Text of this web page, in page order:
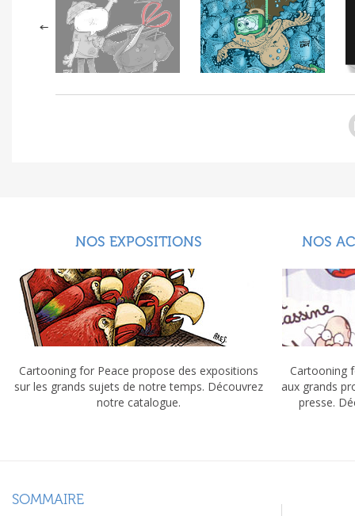
NOS EXPOSITIONS
Cartooning for Peace propose des expositions
sur les grands sujets de notre temps. Découvrez
notre catalogue.
NOS
Cartooning
aux grands
presse.
SOMMAIRE